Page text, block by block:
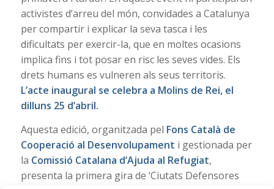
activistes d’arreu del món, convidades a Catalunya
per compartir i explicar la seva tasca i les
dificultats per exercir-la, que en moltes ocasions
implica fins i tot posar en risc les seves vides. Els
drets humans es vulneren als seus territoris.
L’acte inaugural se celebra a Molins de Rei, el
dilluns 25 d’abril.
Aquesta edició, organitzada pel Fons Català de
Cooperació al Desenvolupament i gestionada per
la Comissió Catalana d’Ajuda al Refugiat,
presenta la primera gira de ‘Ciutats Defensores